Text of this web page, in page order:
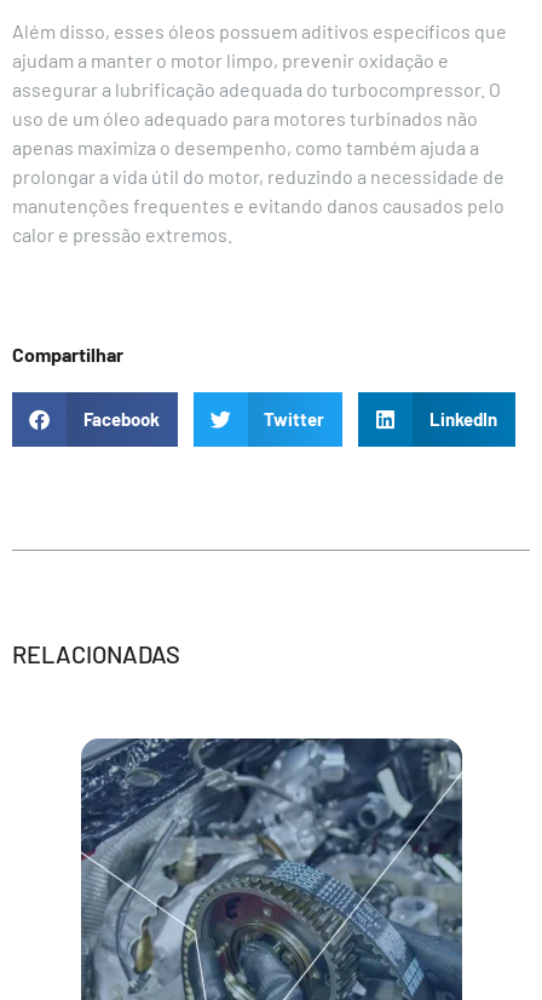
Além disso, esses óleos possuem aditivos específicos que
ajudam a manter o motor limpo, prevenir oxidação e
assegurar a lubrificação adequada do turbocompressor. O
uso de um óleo adequado para motores turbinados não
apenas maximiza o desempenho, como também ajuda a
prolongar a vida útil do motor, reduzindo a necessidade de
manutenções frequentes e evitando danos causados pelo
calor e pressão extremos.
Compartilhar
Facebook Twitter LinkedIn
RELACIONADAS